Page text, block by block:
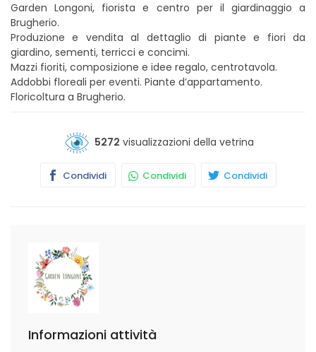
Garden Longoni, fiorista e centro per il giardinaggio a
Brugherio.
Produzione e vendita al dettaglio di piante e fiori da
giardino, sementi, terricci e concimi.
Mazzi fioriti, composizione e idee regalo, centrotavola.
Addobbi floreali per eventi. Piante d’appartamento.
Floricoltura a Brugherio.
5272 visualizzazioni della vetrina
Condividi Condividi Condividi
Informazioni attività